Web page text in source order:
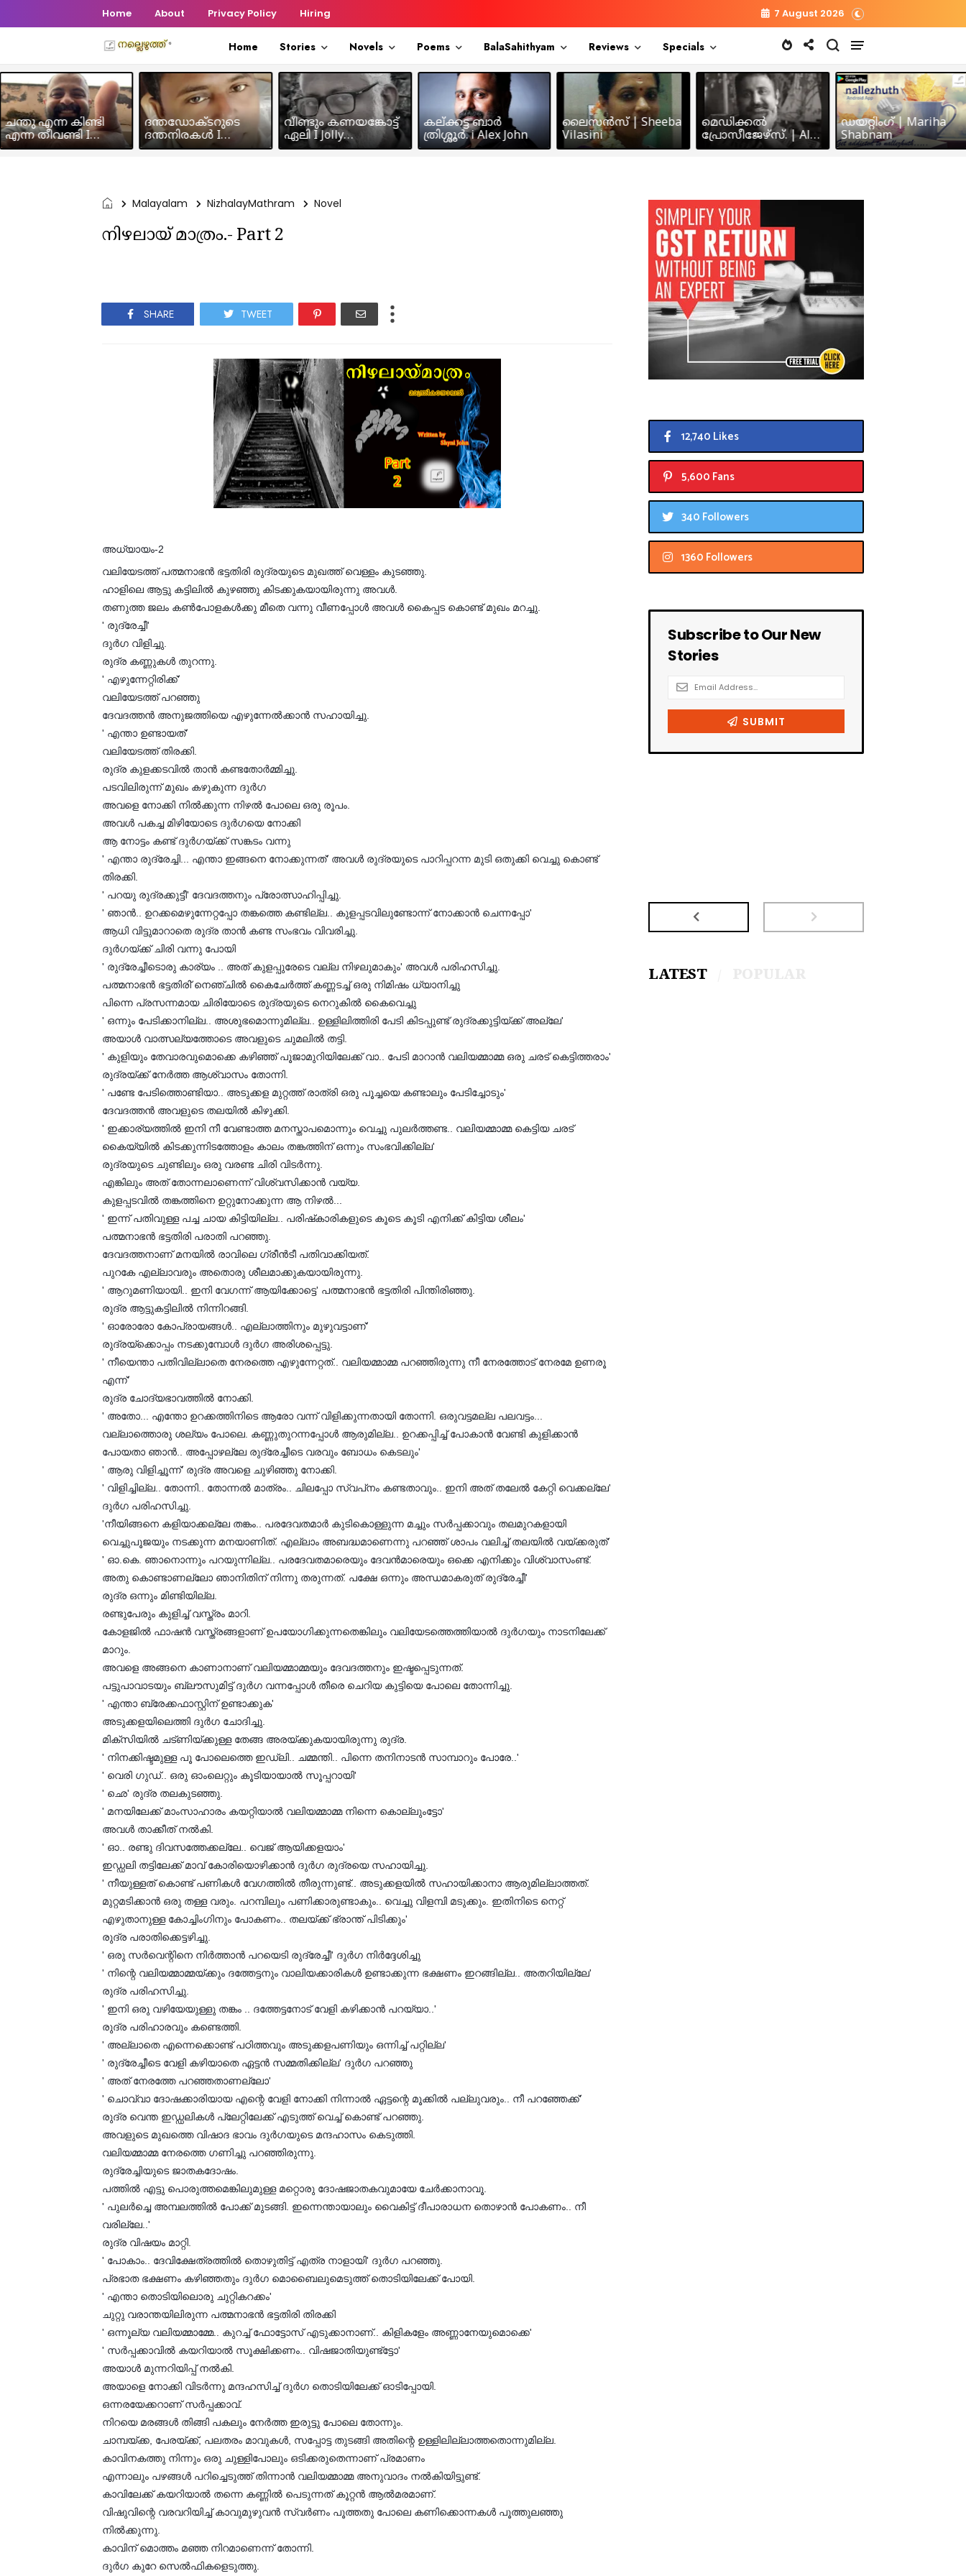
Home About Privacy Policy Hiring 7 August 2026
Home Stories Novels Poems BalaSahithyam Reviews Specials
ചന്തു എന്ന കിണ്ടി
എന്ന തീവണ്ടി I
Humour Story I Rajeev
ദന്തഡോക്ടറുടെ
ദന്തനിരകൾ I
Humour I Hussain MK
വീണ്ടും കണയങ്കോട്ട്
ഏലി I Jolly
Chakramakkil
കല്ക്കട്ട ബാർ
ത്രിശ്ശൂർ. i Alex John
ലൈസൻസ് | Sheeba
Vilasini
മെഡിക്കൽ
പ്രോസീജേഴ്സ്‌. | Alex
John
ഡയറ്റിംഗ് | Mariha
Shabnam
Malayalam NizhalayMathram Novel
നിഴലായ് മാത്രം.- Part 2
SHARE TWEET
അധ്യായം-2
വലിയേടത്ത് പത്മനാഭന്‍ ഭട്ടതിരി രുദ്രയുടെ മുഖത്ത് വെള്ളം കുടഞ്ഞു.
ഹാളിലെ ആട്ടു കട്ടിലില്‍ കുഴഞ്ഞു കിടക്കുകയായിരുന്നു അവള്‍.
തണുത്ത ജലം കണ്‍പോളകള്‍ക്കു മീതെ വന്നു വീണപ്പോള്‍ അവള്‍ കൈപ്പട കൊണ്ട് മുഖം മറച്ചു.
' രുദ്രേച്ചീ'
ദുര്‍ഗ വിളിച്ചു.
രുദ്ര കണ്ണുകള്‍ തുറന്നു.
' എഴുന്നേറ്റിരിക്ക്'
വലിയേടത്ത് പറഞ്ഞു
ദേവദത്തന്‍ അനുജത്തിയെ എഴുന്നേല്‍ക്കാന്‍ സഹായിച്ചു.
' എന്താ ഉണ്ടായത്'
വലിയേടത്ത് തിരക്കി.
രുദ്ര കുളക്കടവില്‍ താന്‍ കണ്ടതോര്‍മ്മിച്ചു.
പടവിലിരുന്ന് മുഖം കഴുകുന്ന ദുര്‍ഗ
അവളെ നോക്കി നില്‍ക്കുന്ന നിഴല്‍ പോലെ ഒരു രൂപം.
അവള്‍ പകച്ച മിഴിയോടെ ദുര്‍ഗയെ നോക്കി
ആ നോട്ടം കണ്ട് ദുര്‍ഗയ്ക്ക് സങ്കടം വന്നു
' എന്താ രുദ്രേച്ചി... എന്താ ഇങ്ങനെ നോക്കുന്നത്' അവള്‍ രുദ്രയുടെ പാറിപ്പറന്ന മുടി ഒതുക്കി വെച്ചു കൊണ്ട്
തിരക്കി.
' പറയു രുദ്രക്കുട്ടീ' ദേവദത്തനും പ്രോത്സാഹിപ്പിച്ചു.
' ഞാന്‍.. ഉറക്കമെഴുന്നേറ്റപ്പോ തങ്കത്തെ കണ്ടില്ല.. കുളപ്പടവിലുണ്ടോന്ന് നോക്കാന്‍ ചെന്നപ്പോ'
ആധി വിട്ടുമാറാതെ രുദ്ര താന്‍ കണ്ട സംഭവം വിവരിച്ചു.
ദുര്‍ഗയ്ക്ക് ചിരി വന്നു പോയി
' രുദ്രേച്ചീടൊരു കാര്യം .. അത് കുളപ്പുരേടെ വല്ല നിഴലുമാകും' അവള്‍ പരിഹസിച്ചു.
പത്മനാഭന്‍ ഭട്ടതിരി് നെഞ്ചില്‍ കൈചേര്‍ത്ത് കണ്ണടച്ച് ഒരു നിമിഷം ധ്യാനിച്ചു
പിന്നെ പ്രസന്നമായ ചിരിയോടെ രുദ്രയുടെ നെറുകില്‍ കൈവെച്ചു
' ഒന്നും പേടിക്കാനില്ല.. അശുഭമൊന്നുമില്ല.. ഉള്ളിലിത്തിരി പേടി കിടപ്പുണ്ട് രുദ്രക്കുട്ടിയ്ക്ക് അല്ലേ'
അയാള്‍ വാത്സല്യത്തോടെ അവളുടെ ചുമലില്‍ തട്ടി.
' കുളിയും തേവാരവുമൊക്കെ കഴിഞ്ഞ് പൂജാമുറിയിലേക്ക് വാ.. പേടി മാറാന്‍ വലിയമ്മാമ്മ ഒരു ചരട് കെട്ടിത്തരാം'
രുദ്രയ്ക്ക് നേര്‍ത്ത ആശ്വാസം തോന്നി.
' പണ്ടേ പേടിത്തൊണ്ടിയാ.. അടുക്കള മുറ്റത്ത് രാത്രി ഒരു പൂച്ചയെ കണ്ടാലും പേടിച്ചോടും'
ദേവദത്തന്‍ അവളുടെ തലയില്‍ കിഴുക്കി.
' ഇക്കാര്യത്തില്‍ ഇനി നീ വേണ്ടാത്ത മനസ്താപമൊന്നും വെച്ചു പുലര്‍ത്തണ്ട.. വലിയമ്മാമ്മ കെട്ടിയ ചരട്
കൈയ്യില്‍ കിടക്കുന്നിടത്തോളം കാലം തങ്കത്തിന് ഒന്നും സംഭവിക്കില്ല'
രുദ്രയുടെ ചുണ്ടിലും ഒരു വരണ്ട ചിരി വിടര്‍ന്നു.
എങ്കിലും അത് തോന്നലാണെന്ന് വിശ്വസിക്കാന്‍ വയ്യ.
കുളപ്പടവില്‍ തങ്കത്തിനെ ഉറ്റുനോക്കുന്ന ആ നിഴല്‍...
' ഇന്ന് പതിവുള്ള പച്ച ചായ കിട്ടിയില്ല.. പരിഷ്‌കാരികളുടെ കൂടെ കൂടി എനിക്ക് കിട്ടിയ ശീലം'
പത്മനാഭന്‍ ഭട്ടതിരി പരാതി പറഞ്ഞു.
ദേവദത്തനാണ് മനയില്‍ രാവിലെ ഗ്രീന്‍ടീ പതിവാക്കിയത്.
പുറകേ എല്ലാവരും അതൊരു ശീലമാക്കുകയായിരുന്നു.
' ആറുമണിയായി.. ഇനി വേഗന്ന് ആയിക്കോട്ടെ' പത്മനാഭന്‍ ഭട്ടതിരി പിന്തിരിഞ്ഞു.
രുദ്ര ആട്ടുകട്ടിലില്‍ നിന്നിറങ്ങി.
' ഓരോരോ കോപ്രായങ്ങള്‍.. എല്ലാത്തിനും മുഴുവട്ടാണ്'
രുദ്രയ്‌ക്കൊപ്പം നടക്കുമ്പോള്‍ ദുര്‍ഗ അരിശപ്പെട്ടു.
' നീയെന്താ പതിവില്ലാതെ നേരത്തെ എഴുന്നേറ്റത്.. വലിയമ്മാമ്മ പറഞ്ഞിരുന്നു നീ നേരത്തോട് നേരമേ ഉണരൂ
എന്ന്'
രുദ്ര ചോദ്യഭാവത്തില്‍ നോക്കി.
' അതോ... എന്തോ ഉറക്കത്തിനിടെ ആരോ വന്ന് വിളിക്കുന്നതായി തോന്നി. ഒരുവട്ടമല്ല പലവട്ടം...
വല്ലാത്തൊരു ശല്യം പോലെ. കണ്ണുതുറന്നപ്പോള്‍ ആരുമില്ല.. ഉറക്കപ്പിച്ച് പോകാന്‍ വേണ്ടി കുളിക്കാന്‍
പോയതാ ഞാന്‍.. അപ്പോഴല്ലേ രുദ്രേച്ചീടെ വരവും ബോധം കെടലും'
' ആരു വിളിച്ചൂന്ന്' രുദ്ര അവളെ ചുഴിഞ്ഞു നോക്കി.
' വിളിച്ചില്ല.. തോന്നി.. തോന്നല്‍ മാത്രം.. ചിലപ്പോ സ്വപ്‌നം കണ്ടതാവും.. ഇനി അത് തലേല്‍ കേറ്റി വെക്കല്ലേ'
ദുര്‍ഗ പരിഹസിച്ചു.
'നീയിങ്ങനെ കളിയാക്കല്ലേ തങ്കം.. പരദേവതമാര്‍ കുടികൊള്ളുന്ന മച്ചും സര്‍പ്പക്കാവും തലമുറകളായി
വെച്ചുപൂജയും നടക്കുന്ന മനയാണിത്. എല്ലാം അബദ്ധമാണെന്നു പറഞ്ഞ് ശാപം വലിച്ച് തലയില്‍ വയ്ക്കരുത്'
' ഓ.കെ. ഞാനൊന്നും പറയുന്നില്ല.. പരദേവതമാരെയും ദേവന്‍മാരെയും ഒക്കെ എനിക്കും വിശ്വാസംണ്ട്.
അതു കൊണ്ടാണല്ലോ ഞാനിതിന് നിന്നു തരുന്നത്. പക്ഷേ ഒന്നും അന്ധമാകരുത് രുദ്രേച്ചീ'
രുദ്ര ഒന്നും മിണ്ടിയില്ല.
രണ്ടുപേരും കുളിച്ച് വസ്ത്രം മാറി.
കോളജില്‍ ഫാഷന്‍ വസ്ത്രങ്ങളാണ് ഉപയോഗിക്കുന്നതെങ്കിലും വലിയേടത്തെത്തിയാല്‍ ദുര്‍ഗയും നാടനിലേക്ക്
മാറും.
അവളെ അങ്ങനെ കാണാനാണ് വലിയമ്മാമ്മയും ദേവദത്തനും ഇഷ്ടപ്പെടുന്നത്.
പട്ടുപാവാടയും ബ്ലൗസുമിട്ട് ദുര്‍ഗ വന്നപ്പോള്‍ തീരെ ചെറിയ കുട്ടിയെ പോലെ തോന്നിച്ചു.
' എന്താ ബ്രേക്കഫാസ്റ്റിന് ഉണ്ടാക്കുക'
അടുക്കളയിലെത്തി ദുര്‍ഗ ചോദിച്ചു.
മിക്‌സിയില്‍ ചട്ണിയ്ക്കുള്ള തേങ്ങ അരയ്ക്കുകയായിരുന്നു രുദ്ര.
' നിനക്കിഷ്ടമുള്ള പൂ പോലെത്തെ ഇഡ്‌ലി.. ചമ്മന്തി.. പിന്നെ തനിനാടന്‍ സാമ്പാറും പോരേ..'
' വെരി ഗുഡ്.. ഒരു ഓംലെറ്റും കൂടിയായാല്‍ സൂപ്പറായി'
' ഛെ' രുദ്ര തലകുടഞ്ഞു.
' മനയിലേക്ക് മാംസാഹാരം കയറ്റിയാല്‍ വലിയമ്മാമ്മ നിന്നെ കൊല്ലുംട്ടോ'
അവള്‍ താക്കീത് നല്‍കി.
' ഓ.. രണ്ടു ദിവസത്തേക്കല്ലേ.. വെജ് ആയിക്കളയാം'
ഇഡ്ഡലി തട്ടിലേക്ക് മാവ് കോരിയൊഴിക്കാന്‍ ദുര്‍ഗ രുദ്രയെ സഹായിച്ചു.
' നീയുള്ളത് കൊണ്ട് പണികള്‍ വേഗത്തില്‍ തീരുന്നുണ്ട്.. അടുക്കളയില്‍ സഹായിക്കാനാ ആരുമില്ലാത്തത്.
മുറ്റമടിക്കാന്‍ ഒരു തള്ള വരും. പറമ്പിലും പണിക്കാരുണ്ടാകും.. വെച്ചു വിളമ്പി മടുക്കും. ഇതിനിടെ നെറ്റ്
എഴുതാനുള്ള കോച്ചിംഗിനും പോകണം.. തലയ്ക്ക് ഭ്രാന്ത് പിടിക്കും'
രുദ്ര പരാതിക്കെട്ടഴിച്ചു.
' ഒരു സര്‍വെന്റിനെ നിര്‍ത്താന്‍ പറയെടി രുദ്രേച്ചീ' ദുര്‍ഗ നിര്‍ദ്ദേശിച്ചു
' നിന്റെ വലിയമ്മാമ്മയ്ക്കും ദത്തേട്ടനും വാലിയക്കാരികള്‍ ഉണ്ടാക്കുന്ന ഭക്ഷണം ഇറങ്ങില്ല.. അതറിയില്ലേ'
രുദ്ര പരിഹസിച്ചു.
' ഇനി ഒരു വഴിയേയുള്ളു തങ്കം .. ദത്തേട്ടനോട് വേളി കഴിക്കാന്‍ പറയ്യാ..'
രുദ്ര പരിഹാരവും കണ്ടെത്തി.
' അല്ലാതെ എന്നെക്കൊണ്ട് പഠിത്തവും അടുക്കളപണിയും ഒന്നിച്ച് പറ്റില്ല'
' രുദ്രേച്ചീടെ വേളി കഴിയാതെ ഏട്ടന്‍ സമ്മതിക്കില്ല' ദുര്‍ഗ പറഞ്ഞു
' അത് നേരത്തേ പറഞ്ഞതാണല്ലോ'
' ചൊവ്വാ ദോഷക്കാരിയായ എന്റെ വേളി നോക്കി നിന്നാല്‍ ഏട്ടന്റെ മൂക്കില്‍ പല്ലുവരും.. നീ പറഞ്ഞേക്ക്'
രുദ്ര വെന്ത ഇഡ്ഡലികള്‍ പ്ലേറ്റിലേക്ക് എടുത്ത് വെച്ച് കൊണ്ട് പറഞ്ഞു.
അവളുടെ മുഖത്തെ വിഷാദ ഭാവം ദുര്‍ഗയുടെ മന്ദഹാസം കെടുത്തി.
വലിയമ്മാമ്മ നേരത്തെ ഗണിച്ചു പറഞ്ഞിരുന്നു.
രുദ്രേച്ചിയുടെ ജാതകദോഷം.
പത്തില്‍ എട്ടു പൊരുത്തമെങ്കിലുമുള്ള മറ്റൊരു ദോഷജാതകവുമായേ ചേര്‍ക്കാനാവൂ.
' പുലര്‍ച്ചെ അമ്പലത്തില്‍ പോക്ക് മുടങ്ങി. ഇന്നെന്തായാലും വൈകിട്ട് ദീപാരാധന തൊഴാന്‍ പോകണം.. നീ
വരില്ലേ..'
രുദ്ര വിഷയം മാറ്റി.
' പോകാം.. ദേവിക്ഷേത്രത്തില്‍ തൊഴുതിട്ട് എത്ര നാളായി' ദുര്‍ഗ പറഞ്ഞു.
പ്രഭാത ഭക്ഷണം കഴിഞ്ഞതും ദുര്‍ഗ മൊബൈലുമെടുത്ത് തൊടിയിലേക്ക് പോയി.
' എന്താ തൊടിയിലൊരു ചുറ്റികറക്കം'
ചുറ്റു വരാന്തയിലിരുന്ന പത്മനാഭന്‍ ഭട്ടതിരി തിരക്കി
' ഒന്നൂല്യ വലിയമ്മാമ്മേ.. കുറച്ച് ഫോട്ടോസ് എടുക്കാനാണ്.. കിളികളേം അണ്ണാനേയുമൊക്കെ'
' സര്‍പ്പക്കാവില്‍ കയറിയാല്‍ സൂക്ഷിക്കണം.. വിഷജാതിയുണ്ട്‌ട്ടോ'
അയാള്‍ മുന്നറിയിപ്പ് നല്‍കി.
അയാളെ നോക്കി വിടര്‍ന്നു മന്ദഹസിച്ച് ദുര്‍ഗ തൊടിയിലേക്ക് ഓടിപ്പോയി.
ഒന്നരയേക്കറാണ് സര്‍പ്പക്കാവ്.
നിറയെ മരങ്ങള്‍ തിങ്ങി പകലും നേര്‍ത്ത ഇരുട്ടു പോലെ തോന്നും.
ചാമ്പയ്ക്ക, പേരയ്ക്ക്, പലതരം മാവുകള്‍, സപ്പോട്ട തുടങ്ങി അതിന്റെ ഉള്ളിലില്ലാത്തതൊന്നുമില്ല.
കാവിനകത്തു നിന്നും ഒരു ചുള്ളിപോലും ഒടിക്കരുതെന്നാണ് പ്രമാണം
എന്നാലും പഴങ്ങള്‍ പറിച്ചെടുത്ത് തിന്നാന്‍ വലിയമ്മാമ്മ അനുവാദം നല്‍കിയിട്ടുണ്ട്.
കാവിലേക്ക് കയറിയാല്‍ തന്നെ കണ്ണില്‍ പെടുന്നത് കൂറ്റന്‍ ആല്‍മരമാണ്.
വിഷുവിന്റെ വരവറിയിച്ച് കാവുമുഴുവന്‍ സ്വര്‍ണം പൂത്തതു പോലെ കണിക്കൊന്നകള്‍ പൂത്തുലഞ്ഞു
നില്‍ക്കുന്നു.
കാവിന് മൊത്തം മഞ്ഞ നിറമാണെന്ന് തോന്നി.
ദുര്‍ഗ കുറേ സെല്‍ഫികളെടുത്തു.
12,740 Likes
5,600 Fans
340 Followers
1360 Followers
LATEST